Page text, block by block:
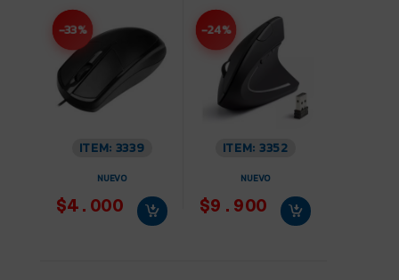
-33%
ITEM: 3339
NUEVO
$4.000
-24%
ITEM: 3352
NUEVO
$9.900